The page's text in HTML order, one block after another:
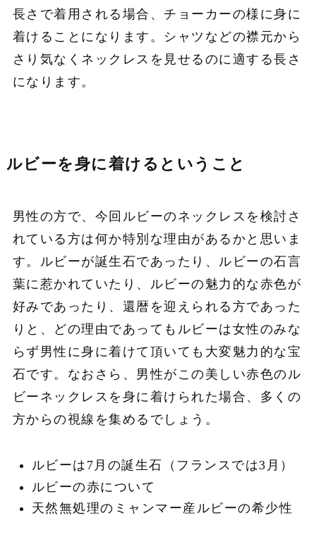
長さで着用される場合、チョーカーの様に身に
着けることになります。シャツなどの襟元から
さり気なくネックレスを見せるのに適する長さ
になります。
ルビーを身に着けるということ
男性の方で、今回ルビーのネックレスを検討さ
れている方は何か特別な理由があるかと思いま
す。ルビーが誕生石であったり、ルビーの石言
葉に惹かれていたり、ルビーの魅力的な赤色が
好みであったり、還暦を迎えられる方であった
りと、どの理由であってもルビーは女性のみな
らず男性に身に着けて頂いても大変魅力的な宝
石です。なおさら、男性がこの美しい赤色のル
ビーネックレスを身に着けられた場合、多くの
方からの視線を集めるでしょう。
ルビーは7月の誕生石（フランスでは3月）
ルビーの赤について
天然無処理のミャンマー産ルビーの希少性